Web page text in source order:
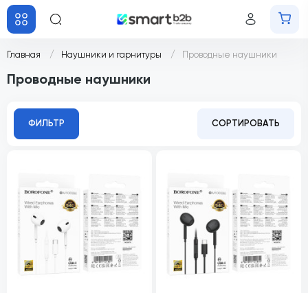
Главная Наушники и гарнитуры Проводные наушники
Проводные наушники
ФИЛЬТР СОРТИРОВАТЬ